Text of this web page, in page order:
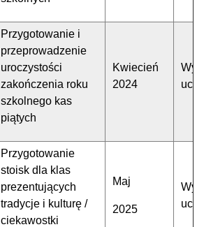
Przygotowanie i
przeprowadzenie
uroczystości
zakończenia roku
szkolnego kas
piątych
Kwiecień
2024
Przygotowanie
stoisk dla klas
prezentujących
tradycje i kulturę /
ciekawostki
Maj
2025